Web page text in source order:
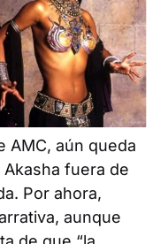
AMC, aún queda
fuera de
Por ahora,
aunque